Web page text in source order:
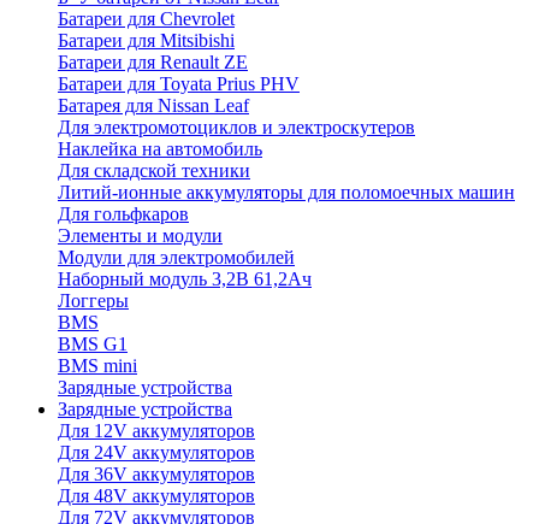
Батареи для Chevrolet
Батареи для Mitsibishi
Батареи для Renault ZE
Батареи для Toyata Prius PHV
Батарея для Nissan Leaf
Для электромотоциклов и электроскутеров
Наклейка на автомобиль
Для складской техники
Литий-ионные аккумуляторы для поломоечных машин
Для гольфкаров
Элементы и модули
Модули для электромобилей
Наборный модуль 3,2В 61,2Ач
Логгеры
BMS
BMS G1
BMS mini
Зарядные устройства
Зарядные устройства
Для 12V аккумуляторов
Для 24V аккумуляторов
Для 36V аккумуляторов
Для 48V аккумуляторов
Для 72V аккумуляторов